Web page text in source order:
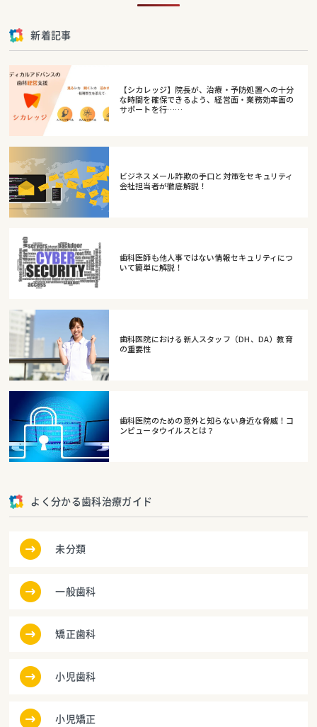
新着記事
【シカレッジ】院長が、治療・予防処置への十分
な時間を確保できるよう、経営面・業務効率面の
サポートを行……
ビジネスメール詐欺の手口と対策をセキュリティ
会社担当者が徹底解説！
歯科医師も他人事ではない情報セキュリティにつ
いて簡単に解説！
歯科医院における新人スタッフ（DH、DA）教育
の重要性
歯科医院のための意外と知らない身近な脅威！コ
ンピュータウイルスとは？
よく分かる歯科治療ガイド
未分類
一般歯科
矯正歯科
小児歯科
小児矯正